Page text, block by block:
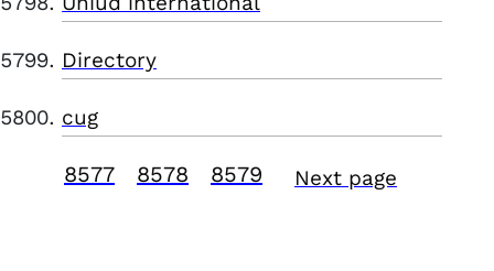
Directory
cug
8577 8578 8579 Next page